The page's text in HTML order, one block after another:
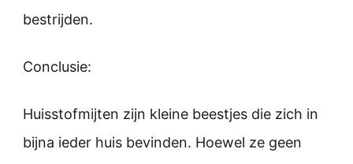
bestrijden.
Conclusie:
Huisstofmijten zijn kleine beestjes die zich in
bijna ieder huis bevinden. Hoewel ze geen